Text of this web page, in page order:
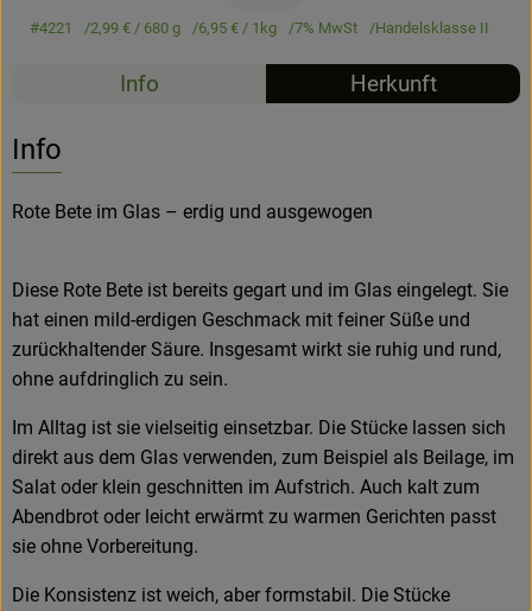
#4221 2,99 €/ 680 g 6,95 €/ 1kg 7% MwSt Handelsklasse II
Info Herkunft
Info
Rote Bete im Glas – erdig und ausgewogen
Diese Rote Bete ist bereits gegart und im Glas eingelegt. Sie
hat einen mild-erdigen Geschmack mit feiner Süße und
zurückhaltender Säure. Insgesamt wirkt sie ruhig und rund,
ohne aufdringlich zu sein.
Im Alltag ist sie vielseitig einsetzbar. Die Stücke lassen sich
direkt aus dem Glas verwenden, zum Beispiel als Beilage, im
Salat oder klein geschnitten im Aufstrich. Auch kalt zum
Abendbrot oder leicht erwärmt zu warmen Gerichten passt
sie ohne Vorbereitung.
Die Konsistenz ist weich, aber formstabil. Die Stücke